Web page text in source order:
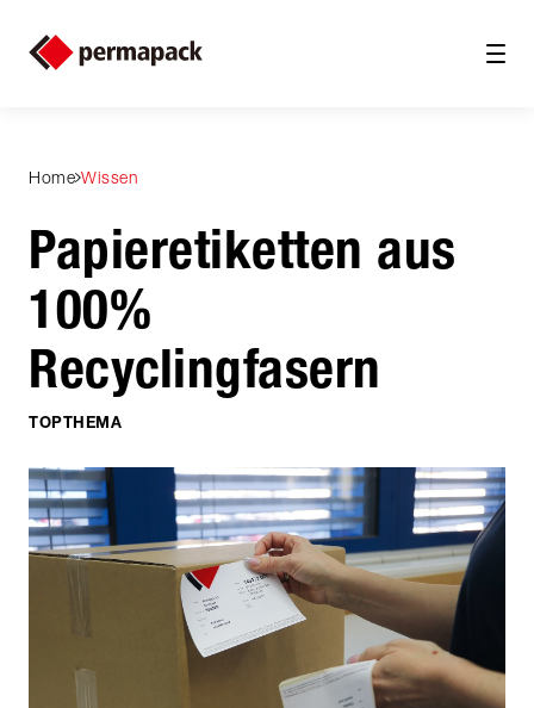
Home Wissen
Papieretiketten aus
100%
Recyclingfasern
TOPTHEMA